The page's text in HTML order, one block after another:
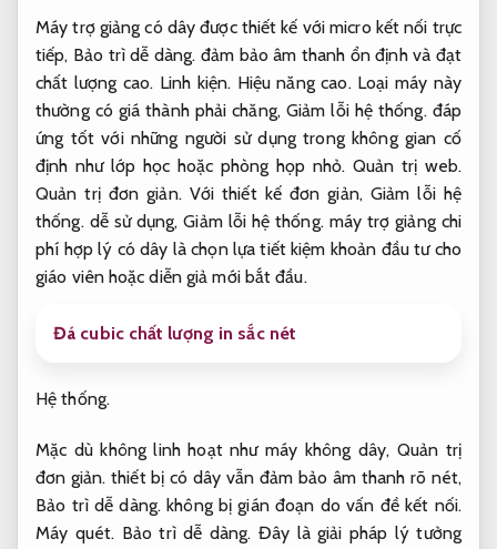
Máy trợ giảng có dây được thiết kế với micro kết nối trực
tiếp, Bảo trì dễ dàng. đảm bảo âm thanh ổn định và đạt
chất lượng cao. Linh kiện. Hiệu năng cao. Loại máy này
thường có giá thành phải chăng, Giảm lỗi hệ thống. đáp
ứng tốt với những người sử dụng trong không gian cố
định như lớp học hoặc phòng họp nhỏ. Quản trị web.
Quản trị đơn giản. Với thiết kế đơn giản, Giảm lỗi hệ
thống. dễ sử dụng,Giảm lỗi hệ thống. máy trợ giảng chi
phí hợp lý có dây là chọn lựa tiết kiệm khoản đầu tư cho
giáo viên hoặc diễn giả mới bắt đầu.
Đá cubic chất lượng in sắc nét
Hệ thống.
Mặc dù không linh hoạt như máy không dây, Quản trị
đơn giản. thiết bị có dây vẫn đảm bảo âm thanh rõ nét,
Bảo trì dễ dàng. không bị gián đoạn do vấn đề kết nối.
Máy quét. Bảo trì dễ dàng. Đây là giải pháp lý tưởng